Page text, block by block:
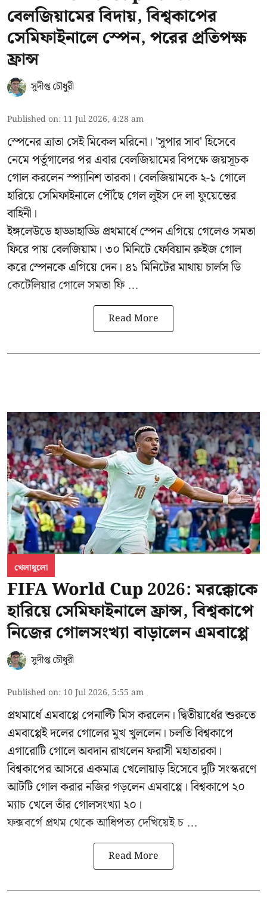
বেলজিয়ামের বিদায়, বিশ্বকাপের
সেমিফাইনালে স্পেন, পরের প্রতিপক্ষ
ফ্রান্স
সুদীপ্ত চৌধুরী
Published on: 11 Jul 2026, 4:28 am
স্পেনের ত্রাতা সেই মিকেল মরিনো। 'সুপার সাব' হিসেবে
নেমে পর্তুগালের পর এবার বেলজিয়ামের বিপক্ষে জয়সূচক
গোল করলেন স্প্যানিশ তারকা। বেলজিয়ামকে ২-১ গোলে
হারিয়ে সেমিফাইনালে পৌঁছে গেল লুইস দে লা ফুয়েন্তের
বাহিনী।
ইঙ্গলেউডে হাড্ডাহাড্ডি প্রথমার্ধে স্পেন এগিয়ে গেলেও সমতা
ফিরে পায় বেলজিয়াম। ৩০ মিনিটে ফেবিয়ান রুইজ গোল
করে স্পেনকে এগিয়ে দেন। ৪১ মিনিটের মাথায় চার্লস ডি
কেটেলিয়ার গোলে সমতা ফি ...
Read More
খেলাধুলো
FIFA World Cup 2026: মরক্কোকে
হারিয়ে সেমিফাইনালে ফ্রান্স, বিশ্বকাপে
নিজের গোলসংখ্যা বাড়ালেন এমবাপ্পে
সুদীপ্ত চৌধুরী
Published on: 10 Jul 2026, 5:55 am
প্রথমার্ধে এমবাপ্পে পেনাল্টি মিস করলেন। দ্বিতীয়ার্ধের শুরুতে
এমবাপ্পেই দলের গোলের মুখ খুললেন। চলতি বিশ্বকাপে
এগারোটি গোলে অবদান রাখলেন ফরাসী মহাতারকা।
বিশ্বকাপের আসরে একমাত্র খেলোয়াড় হিসেবে দুটি সংস্করণে
আটটি গোল করারনজির গড়লেন এমবাপ্পে। বিশ্বকাপে ২০
ম্যাচ খেলে তাঁর গোলসংখ্যা ২০।
ফক্সবর্গে প্রথম থেকে আধিপত্য দেখিয়েই চ ...
Read More